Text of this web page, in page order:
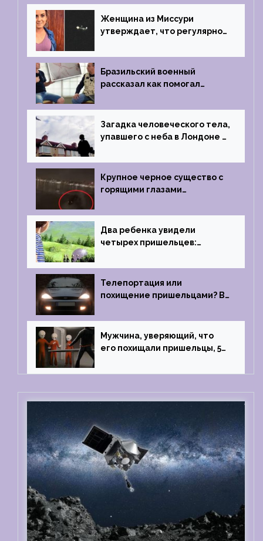
Женщина из Миссури
утверждает, что регулярно
инопланетянами
Бразильский военный
рассказал как помогал
1996 году
Загадка человеческого тела,
упавшего с неба в Лондоне в
Крупное черное существо с
горящими глазами
Два ребенка увидели
четырех пришельцев:
1967 году
Телепортация или
похищение пришельцами? В
случай произошел с семьей
из Аргентины
Мужчина, уверяющий, что
его похищали пришельцы, 5
тест на детекторе лжи